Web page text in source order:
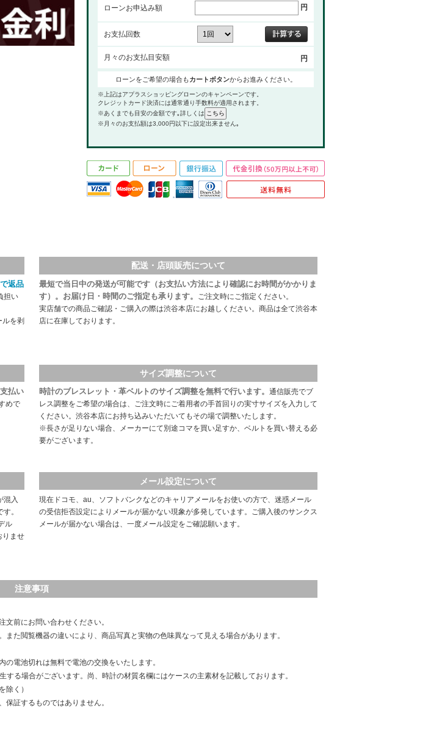
ローンお申込み額 円
お支払回数
月々のお支払目安額 円
ローンをご希望の場合もカートボタンからお進みください。
※上記はアプラスショッピングローンのキャンペーンです。
クレジットカード決済には通常通り手数料が適用されます。
※あくまでも目安の金額です｡詳しくは
※月々のお支払額は3,000円以下に設定出来ません｡
返品
担い
ルを剥
配送・店頭販売について
最短で当日中の発送が可能です（お支払い方法により確認にお時間がかかりま
す）。お届け日・時間のご指定も承ります。
ご注文時にご指定ください。
実店舗での商品ご確認・ご購入の際は渋谷本店にお越しください。商品は全て渋谷本
店に在庫しております。
払い
めで
サイズ調整について
時計のブレスレット・革ベルトのサイズ調整を無料で行います。 通信販売でブ
レス調整をご希望の場合は、ご注文時にご着用者の手首回りの実寸サイズを入力して
ください。渋谷本店にお持ち込みいただいてもその場で調整いたします。
※長さが足りない場合、メーカーにて別途コマを買い足すか、ベルトを買い替える必
要がございます。
混入
。
ル
りませ
メール設定について
現在ドコモ、au、ソフトバンクなどのキャリアメールをお使いの方で、迷惑メール
の受信拒否設定によりメールが届かない現象が多発しています。ご購入後のサンクス
メールが届かない場合は、一度メール設定をご確認願います。
注意事項
前にお問い合わせください。
た閲覧機器の違いにより、商品写真と実物の色味異なって見える場合があります。
電池切れは無料で電池の交換をいたします。
る場合がございます。尚、時計の材質名欄にはケースの主素材を記載しております。
除く）
証するものではありません。